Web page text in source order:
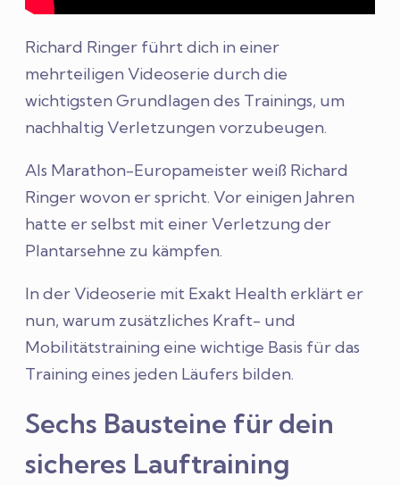
Richard Ringer führt dich in einer
mehrteiligen Videoserie durch die
wichtigsten Grundlagen des Trainings, um
nachhaltig Verletzungen vorzubeugen.
Als Marathon-Europameister weiß Richard
Ringer wovon er spricht. Vor einigen Jahren
hatte er selbst mit einer Verletzung der
Plantarsehne zu kämpfen.
In der Videoserie mit Exakt Health erklärt er
nun, warum zusätzliches Kraft- und
Mobilitätstraining eine wichtige Basis für das
Training eines jeden Läufers bilden.
Sechs Bausteine für dein
sicheres Lauftraining